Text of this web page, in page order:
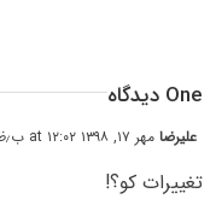
One دیدگاه
علیرضامهر ۱۷, ۱۳۹۸ at ۱۲:۰۲ ب٫ظ
تغییرات کو؟!